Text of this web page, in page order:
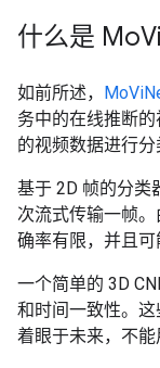
什么是 MoVi
如前所述，
务中的在线推断
的视频数据进行分
基于 2D 帧的分类
次流式传输一帧
确率有限，并且可
一个简单的 3D
和时间一致性。
着眼于未来，不能